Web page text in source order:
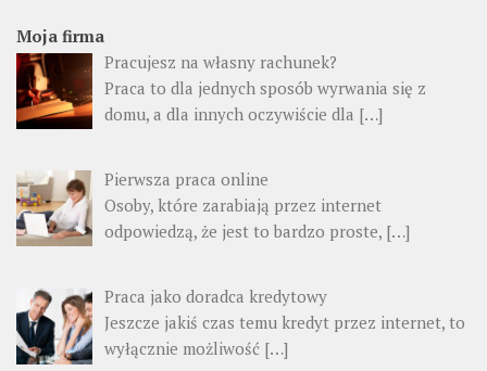
Moja firma
Pracujesz na własny rachunek?
Praca to dla jednych sposób wyrwania się z
domu, a dla innych oczywiście dla […]
Pierwsza praca online
Osoby, które zarabiają przez internet
odpowiedzą, że jest to bardzo proste, […]
Praca jako doradca kredytowy
Jeszcze jakiś czas temu kredyt przez internet, to
wyłącznie możliwość […]